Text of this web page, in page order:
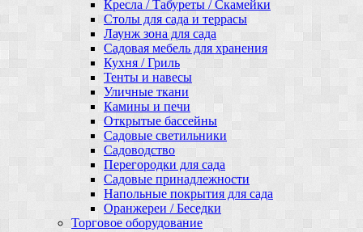
Кресла / Табуреты / Скамейки
Столы для сада и террасы
Лаунж зона для сада
Садовая мебель для хранения
Кухня / Гриль
Тенты и навесы
Уличные ткани
Камины и печи
Открытые бассейны
Садовые светильники
Садоводство
Перегородки для сада
Садовые принадлежности
Напольные покрытия для сада
Оранжереи / Беседки
Торговое оборудование